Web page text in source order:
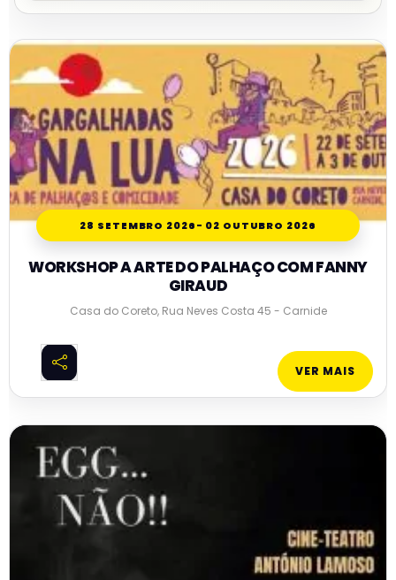
28 SETEMBRO 2026- 02 OUTUBRO 2026
WORKSHOP A ARTE DO PALHAÇO COM FANNY
GIRAUD
Casa do Coreto, Rua Neves Costa 45 - Carnide
VER MAIS